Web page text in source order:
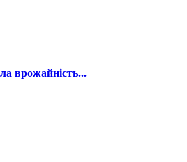
врожайність...